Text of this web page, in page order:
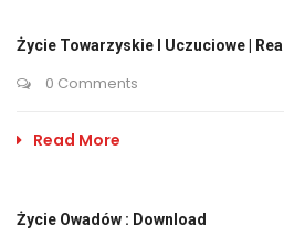
Życie Towarzyskie I Uczuciowe |
0 Comments
Read More
Życie Owadów : Download